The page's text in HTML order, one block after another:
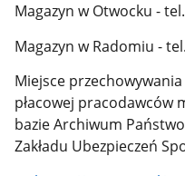
Magazyn w Otwocku -
Magazyn w Radomiu -
Miejsce
płacowej pracodawców
bazie Archiwum
Zakładu Ubezpieczeń